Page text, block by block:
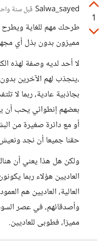
1
Salwa_sayed قبل سنة
طرحك مهم للغاية ويطرح
مميزون بدون بذل أي
لا أحد لديه وصفة لهذه
،ينجذب لهم الآخرين
بجاذبية عادية، ربما لا
بعضهم إنطوائي يحب أن
أو مع دائرة صغيرة من
حقنا جميعا أن نجد
ولكن هل هذا يعني أن
العاديين هؤلاء ربما
العالية، العاديين هم
وأصدقائهم، في عصر
مميزا، فطوبى للعاديين.